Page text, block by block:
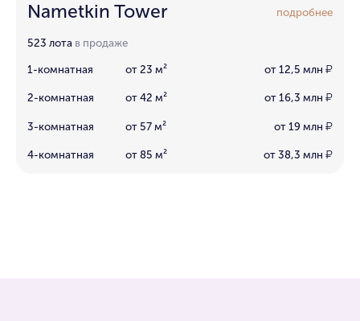
Nametkin Tower подробнее
523 лота в продаже
1-комнатная от 23 м² от 12,5 млн ₽
2-комнатная от 42 м² от 16,3 млн ₽
3-комнатная от 57 м² от 19 млн ₽
4-комнатная от 85 м² от 38,3 млн ₽